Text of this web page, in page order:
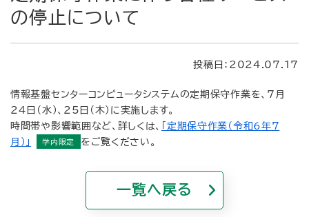
教職員の方
よくある質問（FAQ）
お問い合わせ先
学生メール
简体中文
Nederlands
English
Français
Bahasa Indonesia
お問い合わせ先
の停止について
投稿日：2024.07.17
情報基盤センターコンピュータシステムの定期保守作業を、7月
24日（水）、25日（木）に実施します。
時間帯や影響範囲など、詳しくは、
「定期保守作業（令和6年7
月）」
をご覧ください。
一覧へ戻る